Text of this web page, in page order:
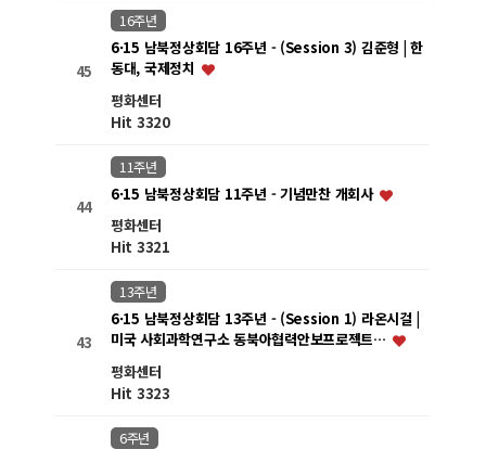
45
16주년
6·15 남북정상회담 16주년 - (Session 3) 김준형 | 한
동대, 국제정치
평화센터
Hit 3320
44
11주년
6·15 남북정상회담 11주년 - 기념만찬 개회사
평화센터
Hit 3321
43
13주년
6·15 남북정상회담 13주년 - (Session 1) 라온시걸 |
미국 사회과학연구소 동북아협력안보프로젝트…
평화센터
Hit 3323
6주년